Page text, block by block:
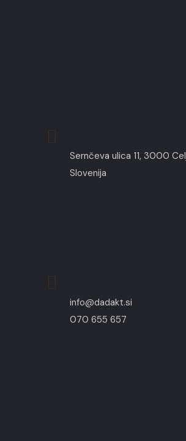
Sernčeva ulica 11, 3000
Slovenija
info@dadakt.si
070 655 657